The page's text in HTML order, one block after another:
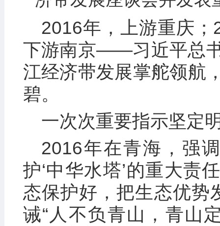
2016年，上游重庆
下游南京——习近平总
江经济带发展掌舵领航
碧。
一次次重要指示坚定
2016年在青海，强
护‘中华水塔’的重大责
态保护好，把生态优势
诫“人不负青山，青山